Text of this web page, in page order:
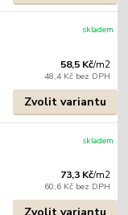
58,5 Kč/m2
48,4 Kč bez DPH
skladem
Zvolit variantu
73,3 Kč/m2
60,6 Kč bez DPH
skladem